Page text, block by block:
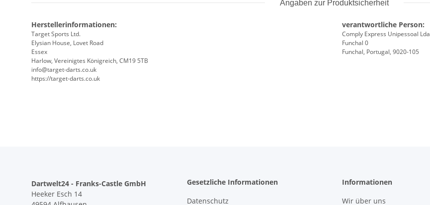
Angaben zur Produktsicherheit
Herstellerinformationen:
Target Sports Ltd.
Elysian House, Lovet Road
Essex
Harlow, Vereinigtes Königreich, CM19 5TB
info@target-darts.co.uk
https://target-darts.co.uk
verantwortliche Person:
Comply Express Unipessoal Lda
Funchal 0
Funchal, Portugal, 9020-105
Dartwelt24 - Franks-Castle GmbH
Heeker Esch 14
Gesetzliche Informationen
Datenschutz
Informationen
Wir über uns